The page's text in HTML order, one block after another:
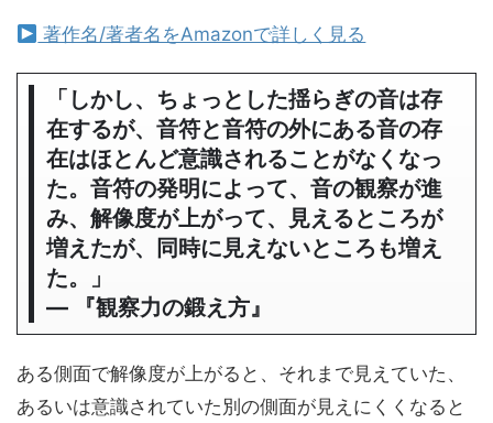
著作名/著者名をAmazonで詳しく見る
「しかし、ちょっとした揺らぎの音は存
在するが、音符と音符の外にある音の存
在はほとんど意識されることがなくなっ
た。音符の発明によって、音の観察が進
み、解像度が上がって、見えるところが
増えたが、同時に見えないところも増え
た。」
― 『観察力の鍛え方』
ある側面で解像度が上がると、それまで見えていた、
あるいは意識されていた別の側面が見えにくくなると